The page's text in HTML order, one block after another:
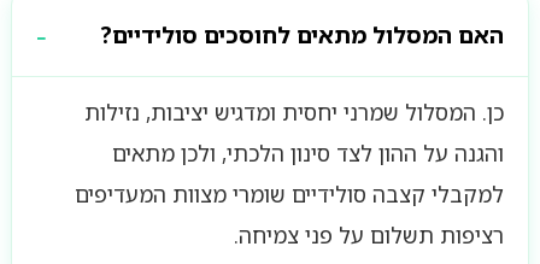
האם המסלול מתאים לחוסכים סולידיים?
כן. המסלול שמרני יחסית ומדגיש יציבות, נזילות
והגנה על ההון לצד סינון הלכתי, ולכן מתאים
למקבלי קצבה סולידיים שומרי מצוות המעדיפים
רציפות תשלום על פני צמיחה.